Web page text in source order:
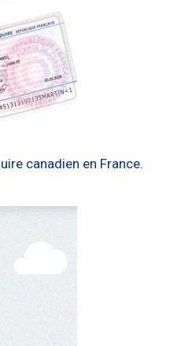
canadien en France.